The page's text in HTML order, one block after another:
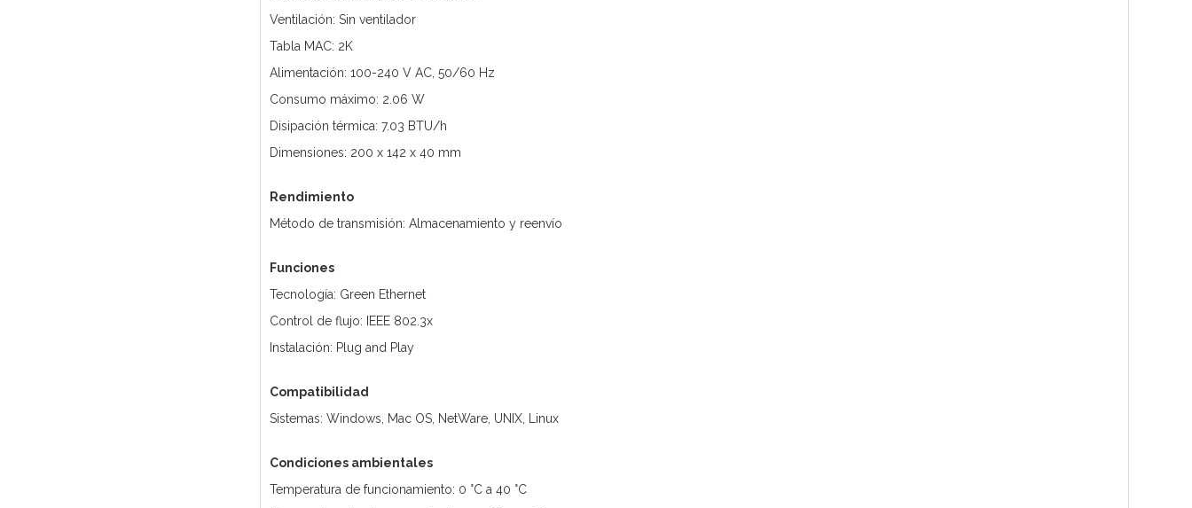
Ventilación: Sin ventilador
Tabla MAC: 2K
Alimentación: 100-240 V AC, 50/60 Hz
Consumo máximo: 2.06 W
Disipación térmica: 7.03 BTU/h
Dimensiones: 200 x 142 x 40 mm
Rendimiento
Método de transmisión: Almacenamiento y reenvío
Funciones
Tecnología: Green Ethernet
Control de flujo: IEEE 802.3x
Instalación: Plug and Play
Compatibilidad
Sistemas: Windows, Mac OS, NetWare, UNIX, Linux
Condiciones ambientales
Temperatura de funcionamiento: 0 °C a 40 °C